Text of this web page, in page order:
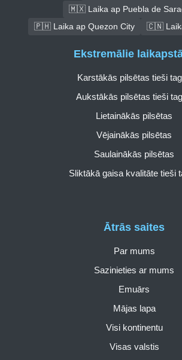
🇲🇽 Laika ap Puebla de
🇵🇭 Laika ap Quezon City
🇨🇳
Ātrās saites
Par mums
Sazinieties ar mums
Emuārs
Mājas lapa
Visi kontinentu
Visas valstis
Ekstremālie
Karstākās pilsētas tieši
Aukstākās pilsētas tieši
Lietainākās pilsētas
Vējainākās pilsētas
Saulainākās pilsētas
Sliktākā gaisa kvalitāte tieši